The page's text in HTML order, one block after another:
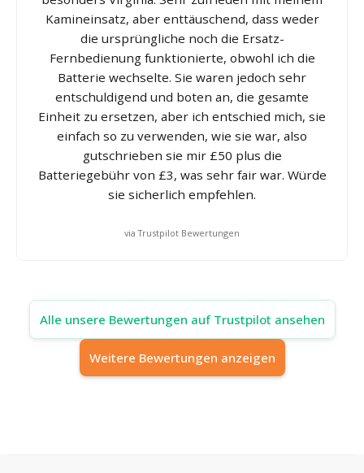
Kamineinsatz, aber enttäuschend, dass weder
die ursprüngliche noch die Ersatz-
Fernbedienung funktionierte, obwohl ich die
Batterie wechselte. Sie waren jedoch sehr
entschuldigend und boten an, die gesamte
Einheit zu ersetzen, aber ich entschied mich, sie
einfach so zu verwenden, wie sie war, also
gutschrieben sie mir £50 plus die
Batteriegebühr von £3, was sehr fair war. Würde
sie sicherlich empfehlen.
via Trustpilot Bewertungen
Alle unsere Bewertungen auf Trustpilot ansehen
Weitere Bewertungen anzeigen